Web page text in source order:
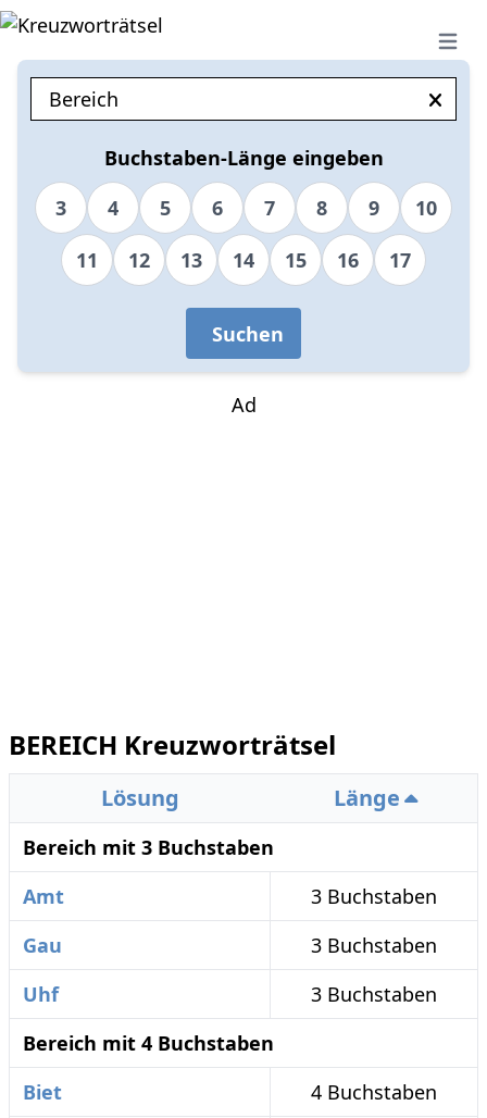
Open
Buchstaben-Länge eingeben
3
4 5 6 7 8 9
10
11
12 13 14 15 16 17
Suchen
Ad
BEREICH Kreuzworträtsel
Lösung Länge
Bereich mit 3 Buchstaben
Amt
3 Buchstaben
Gau
3 Buchstaben
Uhf
3 Buchstaben
Bereich mit 4 Buchstaben
Biet
4 Buchstaben